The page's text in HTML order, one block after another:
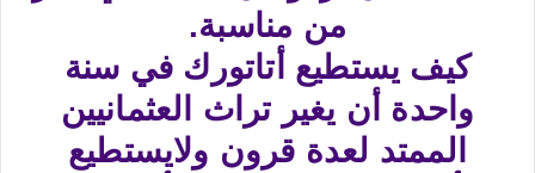
من مناسبة.
كيف يستطيع أتاتورك في سنة
واحدة أن يغير تراث العثمانيين
الممتد لعدة قرون ولايستطيع